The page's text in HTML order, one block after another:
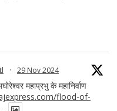
· 29 Nov 2024
महाप्रभु के महानिर्वाण
flood-of-